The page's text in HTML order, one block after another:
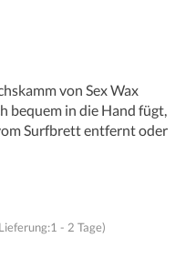
von Sex Wax
bequem in die Hand fügt,
Surfbrett entfernt oder
- 2 Tage)